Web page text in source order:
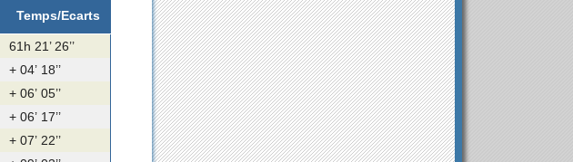
Temps/Ecarts
61h 21’ 26’’
+ 04’ 18’’
+ 06’ 05’’
+ 06’ 17’’
+ 07’ 22’’